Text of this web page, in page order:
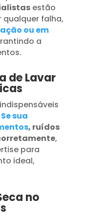
estão
falha,
ou em
a
de Lavar
Se sua
, ruídos
,
para
ideal,
no